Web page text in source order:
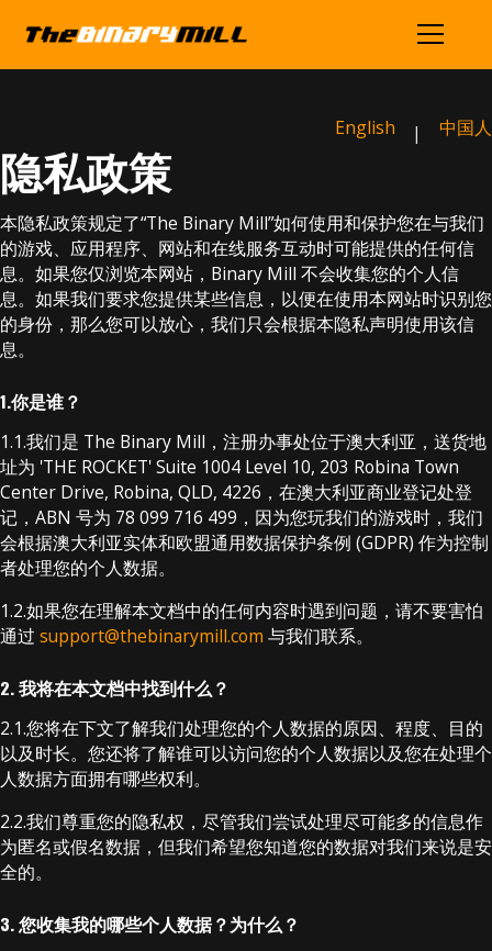
English | 中国人
隐私政策
本隐私政策规定了“The Binary Mill”如何使用和保护您在与我们
的游戏、应用程序、网站和在线服务互动时可能提供的任何信
息。如果您仅浏览本网站，Binary Mill 不会收集您的个人信
息。如果我们要求您提供某些信息，以便在使用本网站时识别您
的身份，那么您可以放心，我们只会根据本隐私声明使用该信
息。
1.你是谁？
1.1.我们是 The Binary Mill，注册办事处位于澳大利亚，送货地
址为 'THE ROCKET' Suite 1004 Level 10, 203 Robina Town
Center Drive, Robina, QLD, 4226，在澳大利亚商业登记处登
记，ABN 号为 78 099 716 499，因为您玩我们的游戏时，我们
会根据澳大利亚实体和欧盟通用数据保护条例 (GDPR) 作为控制
者处理您的个人数据。
1.2.如果您在理解本文档中的任何内容时遇到问题，请不要害怕
通过 support@thebinarymill.com 与我们联系。
2. 我将在本文档中找到什么？
2.1.您将在下文了解我们处理您的个人数据的原因、程度、目的
以及时长。您还将了解谁可以访问您的个人数据以及您在处理个
人数据方面拥有哪些权利。
2.2.我们尊重您的隐私权，尽管我们尝试处理尽可能多的信息作
为匿名或假名数据，但我们希望您知道您的数据对我们来说是安
全的。
3. 您收集我的哪些个人数据？为什么？